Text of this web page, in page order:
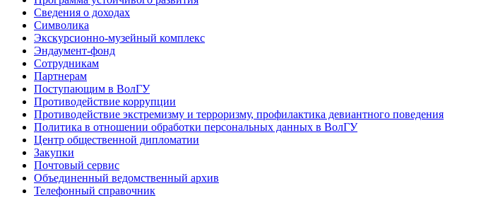
Сведения о доходах
Символика
Экскурсионно-музейный комплекс
Эндаумент-фонд
Сотрудникам
Партнерам
Поступающим в ВолГУ
Противодействие коррупции
Противодействие экстремизму и терроризму, профилактика девиантного поведения
Политика в отношении обработки персональных данных в ВолГУ
Центр общественной дипломатии
Закупки
Почтовый сервис
Объединенный ведомственный архив
Телефонный справочник